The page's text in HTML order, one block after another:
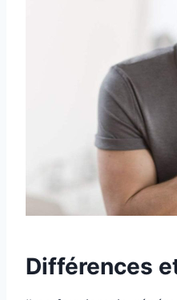
Différences